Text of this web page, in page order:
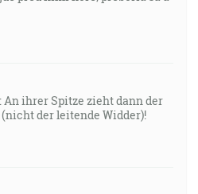
An ihrer Spitze zieht dann der
der leitende Widder)!